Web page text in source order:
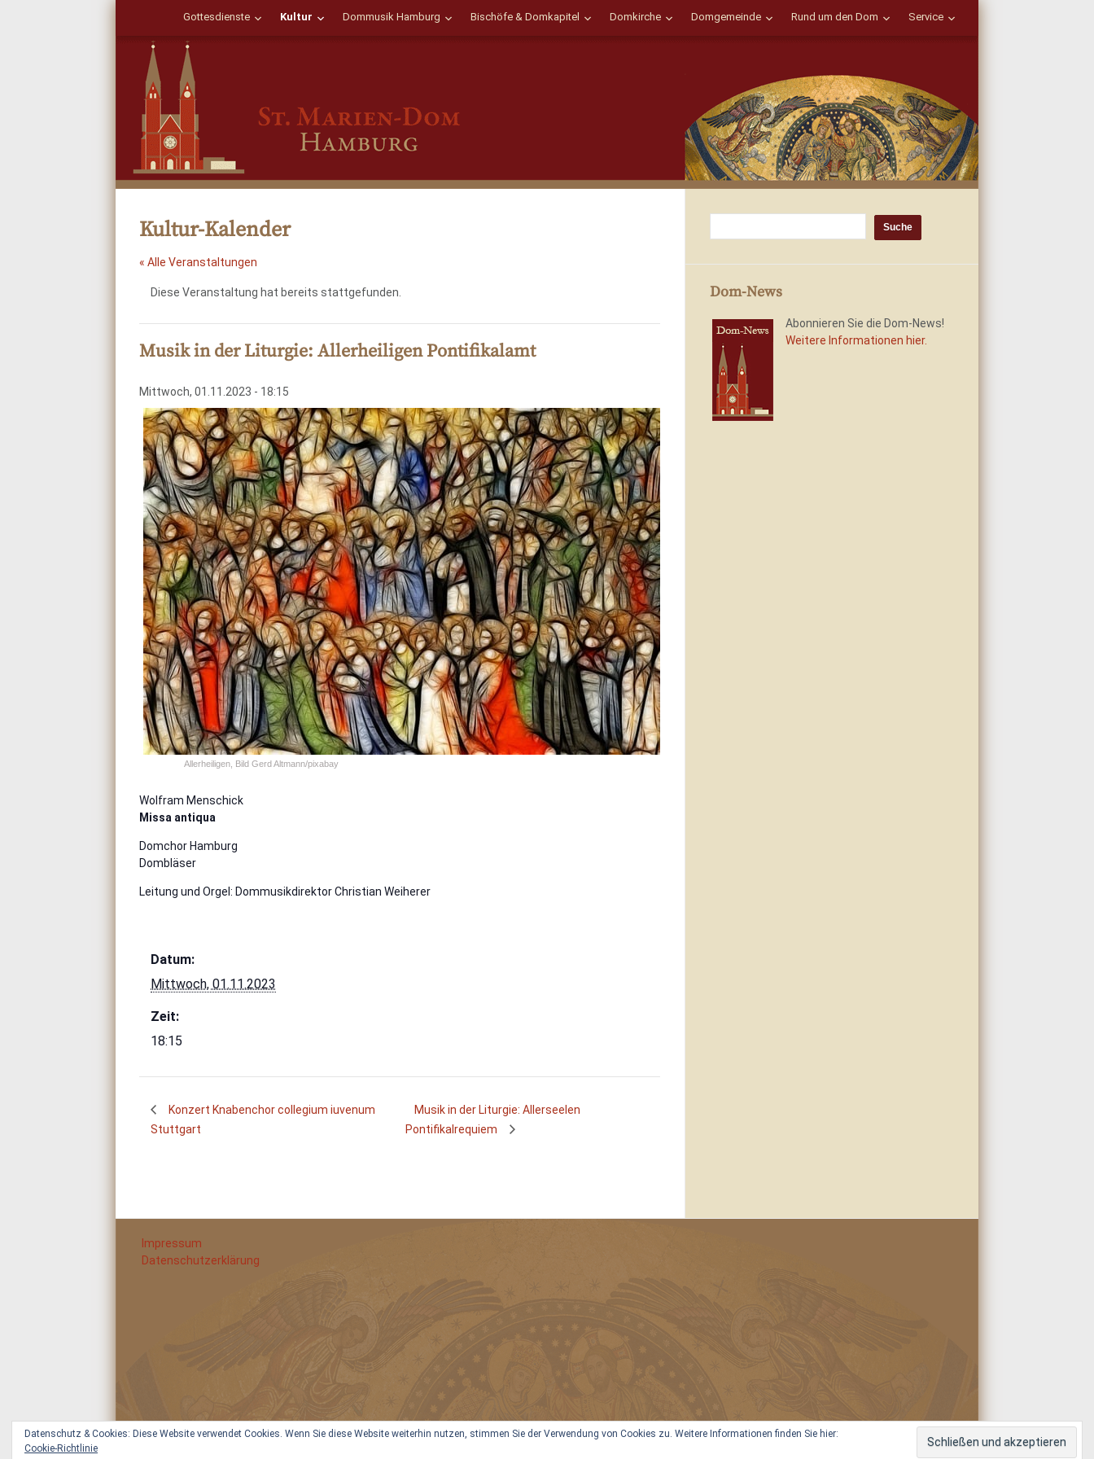
Gottesdienste Kultur Dommusik Hamburg Bischöfe & Domkapitel Domkirche Domgemeinde Rund um den Dom Service
Kultur-Kalender
« Alle Veranstaltungen
Diese Veranstaltung hat bereits stattgefunden.
Musik in der Liturgie: Allerheiligen Pontifikalamt
Mittwoch, 01.11.2023 - 18:15
Allerheiligen, Bild Gerd Altmann/pixabay
Wolfram Menschick
Missa antiqua
Domchor Hamburg
Dombläser
Leitung und Orgel: Dommusikdirektor Christian Weiherer
Datum:
Mittwoch, 01.11.2023
Zeit:
18:15
Konzert Knabenchor collegium iuvenum
Stuttgart
Musik in der Liturgie: Allerseelen
Pontifikalrequiem
Dom-News
Abonnieren Sie die Dom-News!
Weitere Informationen hier.
Impressum
Datenschutzerklärung
Datenschutz & Cookies: Diese Website verwendet Cookies. Wenn Sie diese Website weiterhin nutzen, stimmen Sie der Verwendung von Cookies zu. Weitere Informationen finden Sie hier:
Cookie-Richtlinie